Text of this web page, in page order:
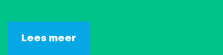
Lees meer